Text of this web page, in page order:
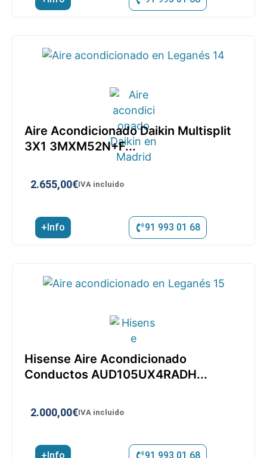
Aire Acondicionado Daikin Multisplit
3X1 3MXM52N+F...
2.655,00€IVA incluido
+Info 91 993 01 68
Hisense Aire Acondicionado
Conductos AUD105UX4RADH...
2.000,00€IVA incluido
+Info 91 993 01 68